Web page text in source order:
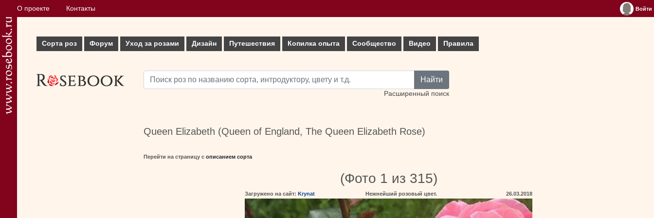
О проекте Контакты Войти
Сорта роз Форум Уход за розами Дизайн Путешествия Копилка опыта Сообщество Видео Правила
Найти
Расширенный поиск
Queen Elizabeth (Queen of England, The Queen Elizabeth Rose)
Перейти на страницу с описанием сорта
(Фото 1 из 315)
Загружено на сайт: Krynat Нежнейший розовый цвет. 26.03.2018